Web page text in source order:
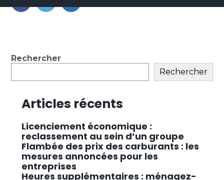
FaceBook
TwitterLinkedIn
Blog
Rechercher
Rechercher
Articles récents
Licenciement économique :
reclassement au sein d’un groupe
Flambée des prix des carburants : les
mesures annoncées pour les
entreprises
Heures supplémentaires : ménagez-